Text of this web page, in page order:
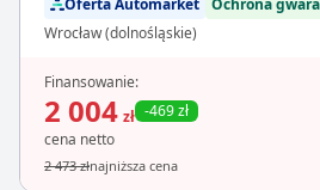
Oferta Automarket Ochrona
Wrocław (dolnośląskie)
Finansowanie:
2 004 zł -469 zł
cena netto
2 473 złnajniższa cena